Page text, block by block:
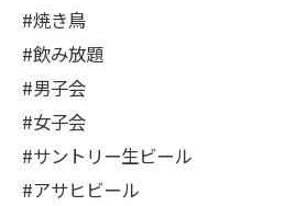
#焼き鳥
#飲み放題
#男子会
#女子会
#サントリー生ビール
#アサヒビール